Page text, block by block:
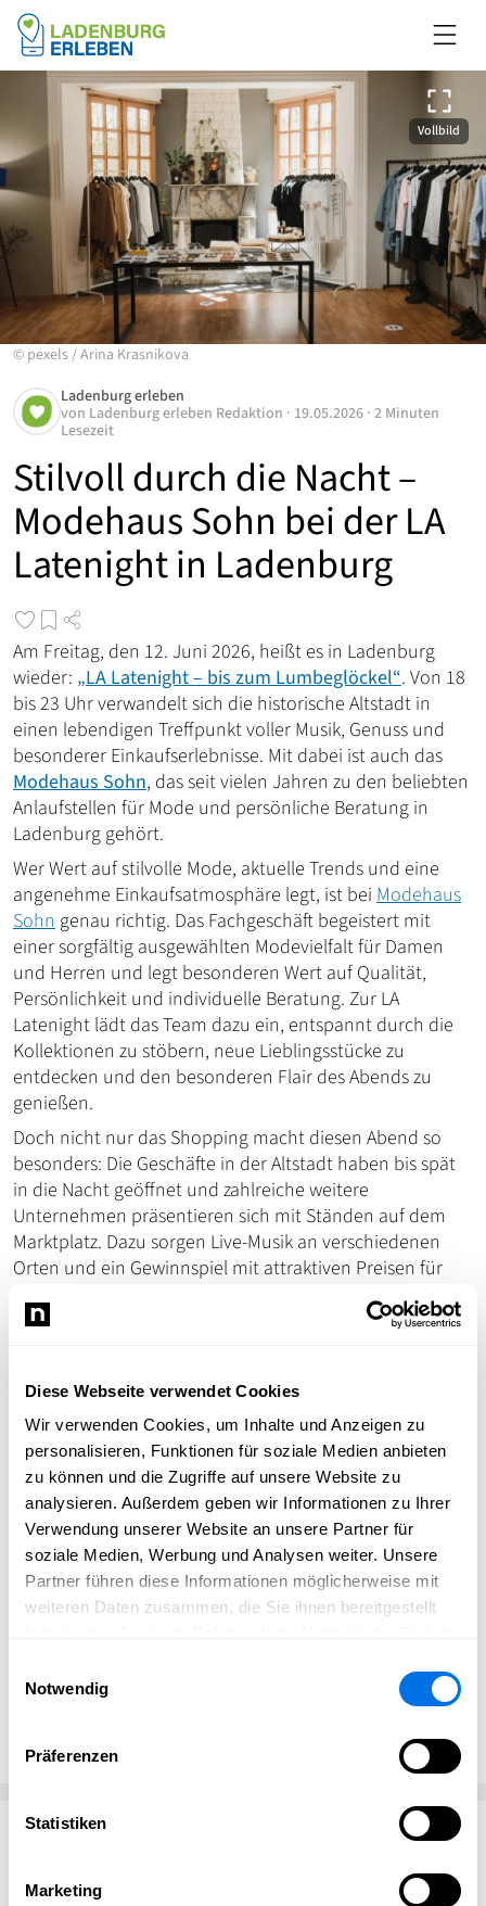
Diese Webseite verwendet Cookies
Wir verwenden Cookies, um Inhalte und Anzeigen zu
personalisieren, Funktionen für soziale Medien anbieten
zu können und die Zugriffe auf unsere Website zu
analysieren. Außerdem geben wir Informationen zu Ihrer
Verwendung unserer Website an unsere Partner für
soziale Medien, Werbung und Analysen weiter. Unsere
Partner führen diese Informationen möglicherweise mit
weiteren Daten zusammen, die Sie ihnen bereitgestellt
Notwendig
Präferenzen
Statistiken
Marketing
Vollbild
© pexels/Arina Krasnikova
Stilvoll durch die Nacht –
Modehaus Sohn bei der LA
Latenight in Ladenburg
Ladenburg erleben
von Ladenburg erleben Redaktion · 19.05.2026 · 2 Minuten
Lesezeit
Am Freitag, den 12. Juni 2026, heißt es in Ladenburg
wieder: „LA Latenight – bis zum Lumbeglöckel“. Von 18
bis 23 Uhr verwandelt sich die historische Altstadt in
einen lebendigen Treffpunkt voller Musik, Genuss und
besonderer Einkaufserlebnisse. Mit dabei ist auch das
Modehaus Sohn, das seit vielen Jahren zu den beliebten
Anlaufstellen für Mode und persönliche Beratung in
Ladenburg gehört.
Wer Wert auf stilvolle Mode, aktuelle Trends und eine
angenehme Einkaufsatmosphäre legt, ist bei Modehaus
Sohn genau richtig. Das Fachgeschäft begeistert mit
einer sorgfältig ausgewählten Modevielfalt für Damen
und Herren und legt besonderen Wert auf Qualität,
Persönlichkeit und individuelle Beratung. Zur LA
Latenight lädt das Team dazu ein, entspannt durch die
Kollektionen zu stöbern, neue Lieblingsstücke zu
entdecken und den besonderen Flair des Abends zu
genießen.
Doch nicht nur das Shopping macht diesen Abend so
besonders: Die Geschäfte in der Altstadt haben bis spät
in die Nacht geöffnet und zahlreiche weitere
Unternehmen präsentieren sich mit Ständen auf dem
Marktplatz. Dazu sorgen Live-Musik an verschiedenen
Orten und ein Gewinnspiel mit attraktiven Preisen für
Ein besonderes Highlight bietet außerdem der
erzählt vor der St. Galluskirche Wissenswertes rund um
Stadt.
Natürlich dürfen auch Food & Drinks nicht fehlen – ob
kleiner Snack, erfrischendes Getränk oder gemütlicher
Ausklang mit Freunden: In der gesamten Altstadt laden
Gastronomie sowie Food- und Getränkestände zum
Genießen ein.
Ladenburg erleben Redaktion
Passend zum Thema